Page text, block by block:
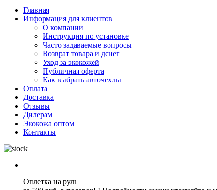
Главная
Информация для клиентов
О компании
Инструкция по установке
Часто задаваемые вопросы
Возврат товара и денег
Уход за экокожей
Публичная оферта
Как выбрать авточехлы
Оплата
Доставка
Отзывы
Дилерам
Экокожа оптом
Контакты
Оплетка на руль